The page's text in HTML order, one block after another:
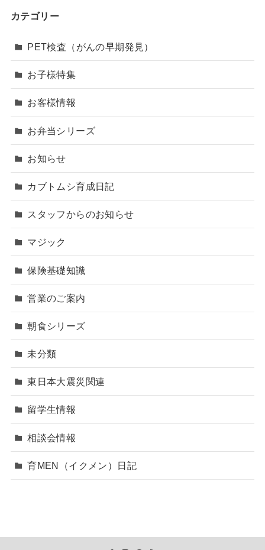
カテゴリー
PET検査（がんの早期発見）
お子様特集
お客様情報
お弁当シリーズ
お知らせ
カブトムシ育成日記
スタッフからのお知らせ
マジック
保険基礎知識
営業のご案内
朝食シリーズ
未分類
東日本大震災関連
留学生情報
相談会情報
育MEN（イクメン）日記